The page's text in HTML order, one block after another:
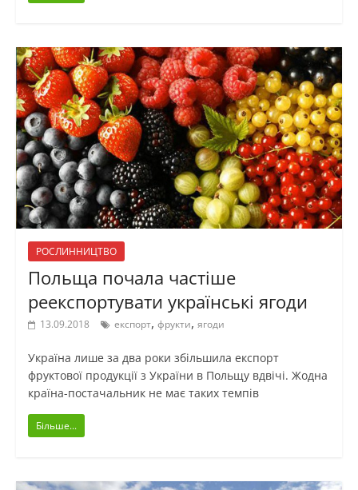
РОСЛИННИЦТВО
Польща почала частіше
реекспортувати українські ягоди
13.09.2018 експорт, фрукти, ягоди
Україна лише за два роки збільшила експорт
фруктової продукції з України в Польщу вдвічі. Жодна
країна-постачальник не має таких темпів
Більше...